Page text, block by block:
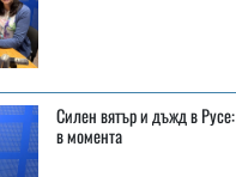
Силен вятър и дъжд в
в момента